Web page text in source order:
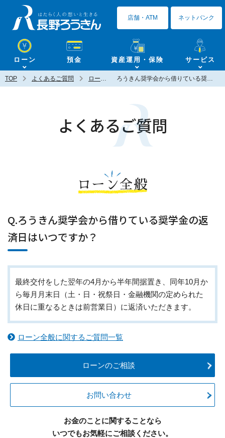
ローン 預金 資産運用・保険 サービス
店舗・ATM ネットバンク
TOP よくあるご質問 ローン全般 ろうきん奨学会から借りている奨学金の返済日はいつですか？
よくあるご質問
ローン全般
Q.ろうきん奨学会から借りている奨学金の返
済日はいつですか？
最終交付をした翌年の4月から半年間据置き、同年10月か
ら毎月月末日（土・日・祝祭日・金融機関の定められた
休日に重なるときは前営業日）に返済いただきます。
ローン全般に関するご質問一覧
ローンのご相談
お問い合わせ
お金のことに関することなら
いつでもお気軽にご相談ください。